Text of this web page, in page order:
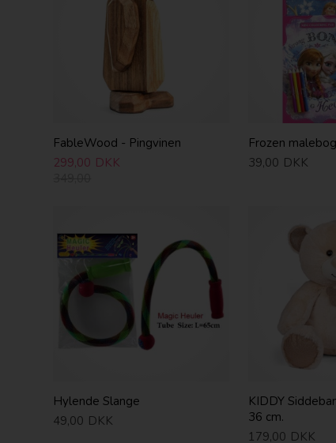
FableWood - Pingvinen
299,00 DKK
Frozen malebog
39,00 DKK
Hylende Slange
49,00 DKK
KIDDY
36 cm.
179,00 DKK